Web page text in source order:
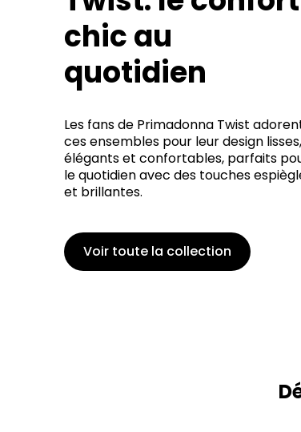
chic au
quotidien
Les fans de Primadonna Twist
ces ensembles pour leur design lisses,
élégants et confortables, parfaits
le quotidien avec des touches
et brillantes.
Voir toute la collection